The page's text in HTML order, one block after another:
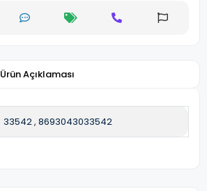
Ürün Açıklaması
33542, 8693043033542